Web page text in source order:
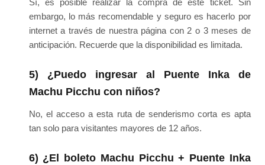
embargo, lo más recomendable y seguro es hacerlo por
internet a través de nuestra página con 2 o 3 meses de
anticipación. Recuerde que la disponibilidad es limitada.
5) ¿Puedo ingresar al Puente Inka de
Machu Picchu con niños?
No, el acceso a esta ruta de senderismo corta es apta
tan solo para visitantes mayores de 12 años.
6) ¿El boleto Machu Picchu + Puente Inka